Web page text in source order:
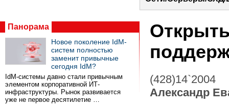
Панорама
Новое поколение IdM-
систем полностью
заменит привычные
сегодня IdM?
IdM-системы давно стали привычным
элементом корпоративной ИТ-
инфраструктуры. Рынок развивается
уже не первое десятилетие …
(428)14`2004
Александр